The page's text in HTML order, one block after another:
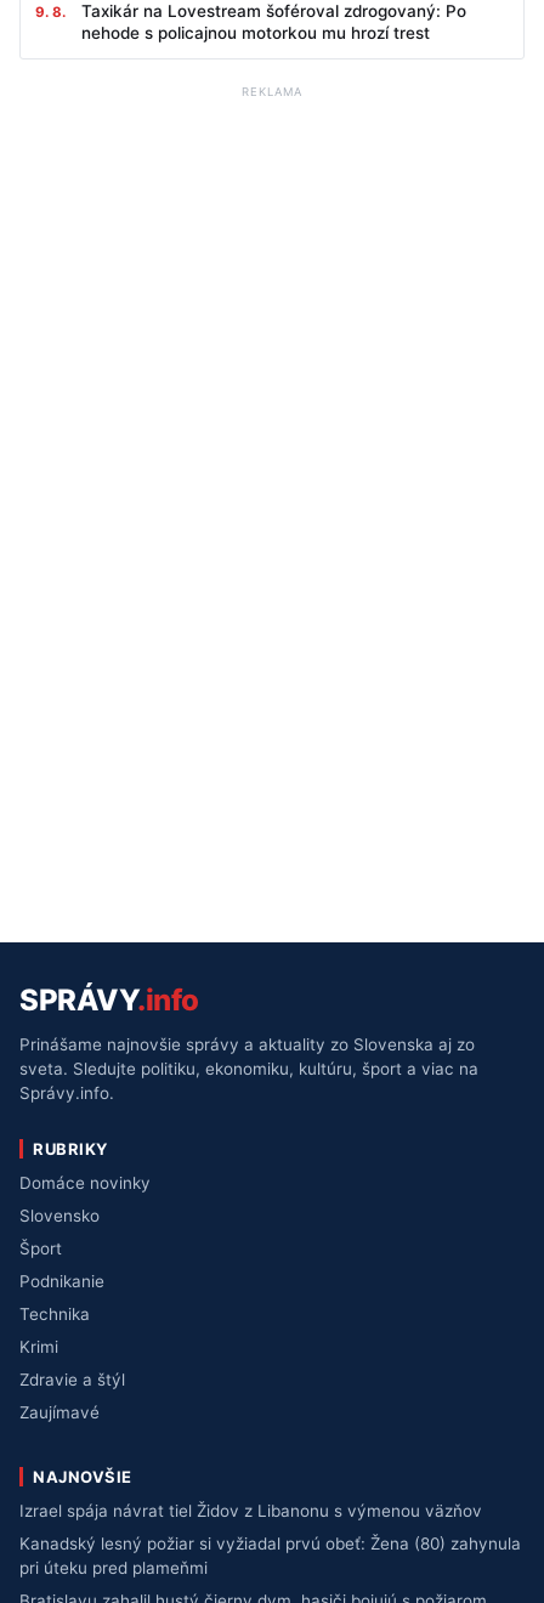
9. 8.
Taxikár na Lovestream šoféroval zdrogovaný: Po
nehode s policajnou motorkou mu hrozí trest
REKLAMA
SPRÁVY.info
Prinášame najnovšie správy a aktuality zo Slovenska aj zo
sveta. Sledujte politiku, ekonomiku, kultúru, šport a viac na
Správy.info.
RUBRIKY
Domáce novinky
Slovensko
Šport
Podnikanie
Technika
Krimi
Zdravie a štýl
Zaujímavé
NAJNOVŠIE
Izrael spája návrat tiel Židov z Libanonu s výmenou väzňov
Kanadský lesný požiar si vyžiadal prvú obeť: Žena (80) zahynula
pri úteku pred plameňmi